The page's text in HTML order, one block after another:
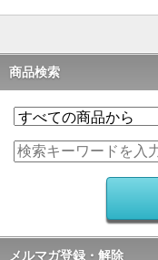
商品検索
メルマガ登録・解除